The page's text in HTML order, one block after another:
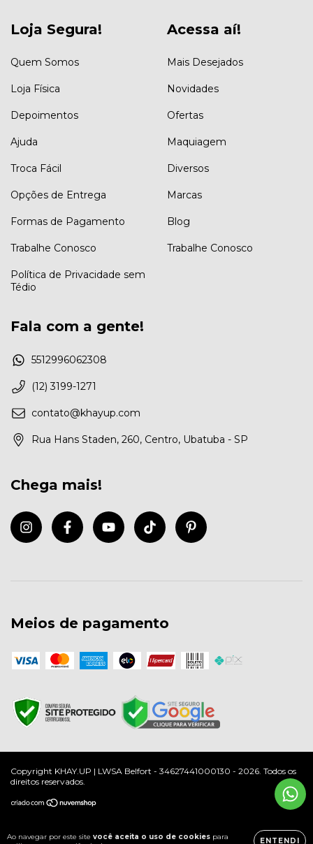
Ao navegar por este site você aceita o uso de cookies para
ENTENDI
Loja Segura!
Quem Somos
Loja Física
Depoimentos
Ajuda
Troca Fácil
Opções de Entrega
Formas de Pagamento
Trabalhe Conosco
Política de Privacidade sem
Tédio
Acessa aí!
Mais Desejados
Novidades
Ofertas
Maquiagem
Diversos
Marcas
Blog
Trabalhe Conosco
Fala com a gente!
5512996062308
(12) 3199-1271
contato@khayup.com
Rua Hans Staden, 260, Centro, Ubatuba - SP
Chega mais!
Meios de pagamento
Copyright KHAY.UP | LWSA Belfort - 34627441000130 - 2026. Todos os
direitos reservados.